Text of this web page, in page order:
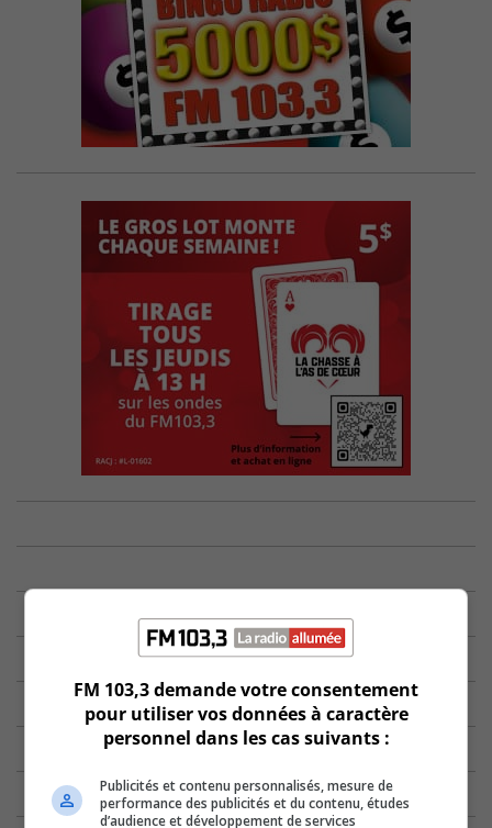
FM 103,3 demande votre consentement
pour utiliser vos données à caractère
personnel dans les cas suivants :
Publicités et contenu personnalisés, mesure de
performance des publicités et du contenu, études
d’audience et développement de services